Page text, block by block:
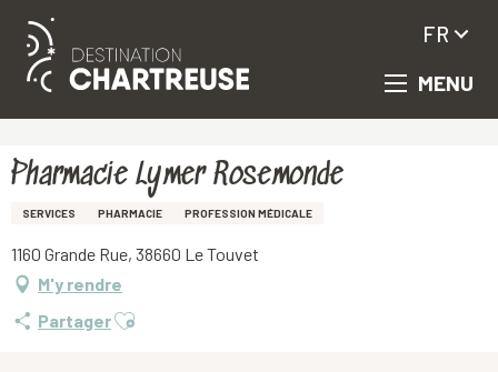
Aller
principal
MENU
FR
Pharmacie Lymer Rosemonde
SERVICES PHARMACIE PROFESSION MÉDICALE
1160 Grande Rue, 38660 Le Touvet
M'y rendre
PartagerAjouter aux favoris